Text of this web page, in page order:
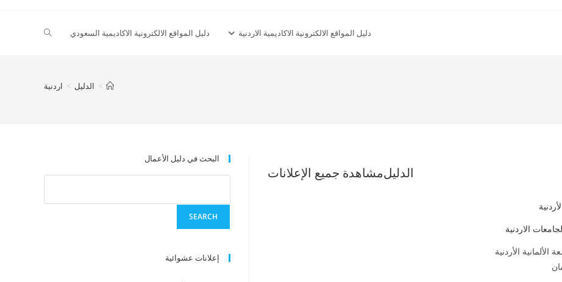
دليل المواقع الالكترونية الاكاديمية الاردنية دليل المواقع الالكترونية الاكاديمية السعودي Toggle
> الدليل > اردنية
الدليلمشاهدة جميع الإعلانات
الاردنية
الألمانية الأردنية
البحث في دليل الأعمال
إعلانات عشوائية